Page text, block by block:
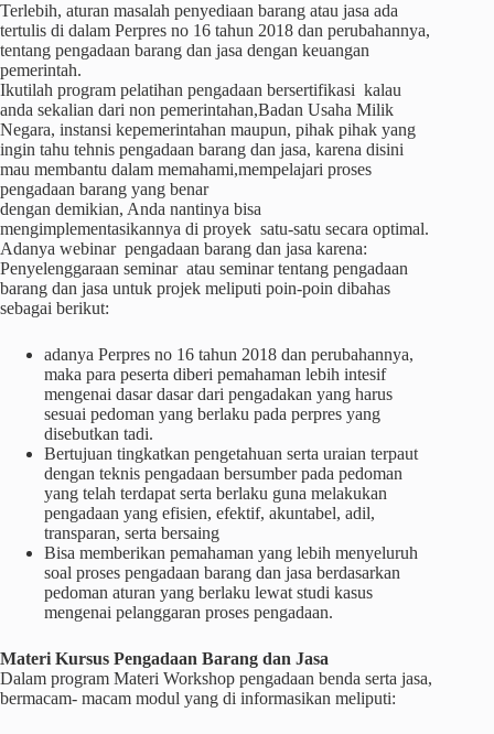
Terlebih, aturan masalah penyediaan barang atau jasa ada
tertulis di dalam Perpres no 16 tahun 2018 dan perubahannya,
tentang pengadaan barang dan jasa dengan keuangan
pemerintah.
Ikutilah program pelatihan pengadaan bersertifikasi kalau
anda sekalian dari non pemerintahan,Badan Usaha Milik
Negara, instansi kepemerintahan maupun, pihak pihak yang
ingin tahu tehnis pengadaan barang dan jasa, karena disini
mau membantu dalam memahami,mempelajari proses
pengadaan barang yang benar
dengan demikian, Anda nantinya bisa
mengimplementasikannya di proyek satu-satu secara optimal.
Adanya webinar pengadaan barang dan jasa karena:
Penyelenggaraan seminar atau seminar tentang pengadaan
barang dan jasa untuk projek meliputi poin-poin dibahas
sebagai berikut:
adanya Perpres no 16 tahun 2018 dan perubahannya,
maka para peserta diberi pemahaman lebih intesif
mengenai dasar dasar dari pengadakan yang harus
sesuai pedoman yang berlaku pada perpres yang
disebutkan tadi.
Bertujuan tingkatkan pengetahuan serta uraian terpaut
dengan teknis pengadaan bersumber pada pedoman
yang telah terdapat serta berlaku guna melakukan
pengadaan yang efisien, efektif, akuntabel, adil,
transparan, serta bersaing
Bisa memberikan pemahaman yang lebih menyeluruh
soal proses pengadaan barang dan jasa berdasarkan
pedoman aturan yang berlaku lewat studi kasus
mengenai pelanggaran proses pengadaan.
Materi Kursus Pengadaan Barang dan Jasa
Dalam program Materi Workshop pengadaan benda serta jasa,
bermacam- macam modul yang di informasikan meliputi: